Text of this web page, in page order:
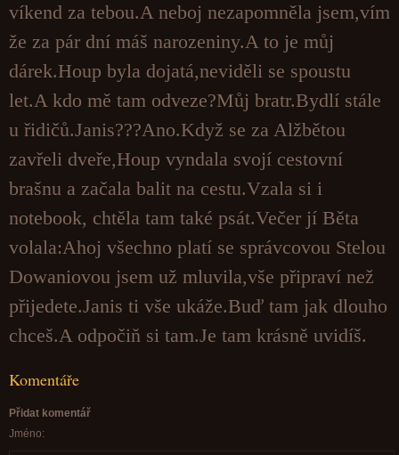
víkend za tebou.A neboj nezapomněla jsem,vím
že za pár dní máš narozeniny.A to je můj
dárek.Houp byla dojatá,neviděli se spoustu
let.A kdo mě tam odveze?Můj bratr.Bydlí stále
u řidičů.Janis???Ano.Když se za Alžbětou
zavřeli dveře,Houp vyndala svojí cestovní
brašnu a začala balit na cestu.Vzala si i
notebook, chtěla tam také psát.Večer jí Běta
volala:Ahoj všechno platí se správcovou Stelou
Dowaniovou jsem už mluvila,vše připraví než
přijedete.Janis ti vše ukáže.Buď tam jak dlouho
chceš.A odpočiň si tam.Je tam krásně uvidíš.
Komentáře
Přidat komentář
Jméno: